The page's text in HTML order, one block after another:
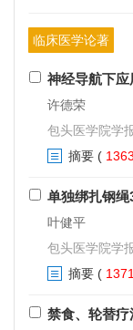
临床医学论著
神经导航下
许德荣
包头医学院学
摘要 ( 1363
单独绑扎钢
叶健平
包头医学院学
摘要 ( 1371
禁食、轮替